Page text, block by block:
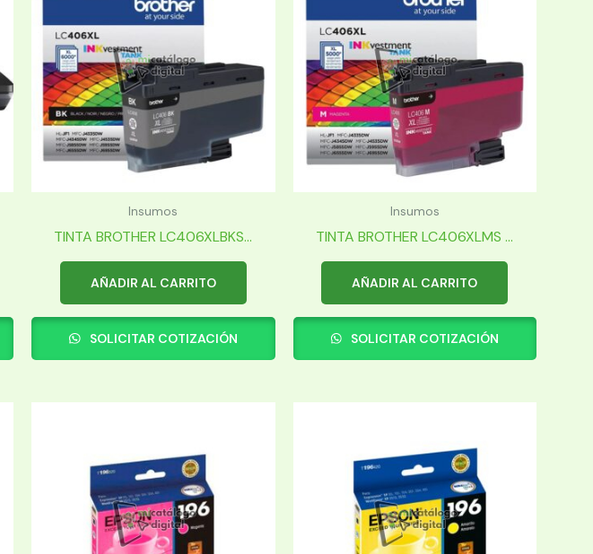
Insumos
TINTA BROTHER LC406XLBKS...
AÑADIR AL CARRITO
SOLICITAR COTIZACIÓN
Insumos
TINTA BROTHER LC406XLMS ...
AÑADIR AL CARRITO
SOLICITAR COTIZACIÓN